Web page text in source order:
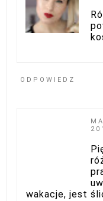
ODPOWIEDZ
wakacje, jest